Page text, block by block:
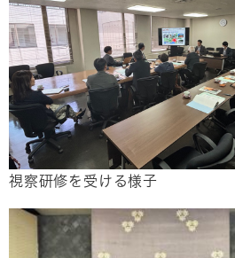
視察研修を受ける様子